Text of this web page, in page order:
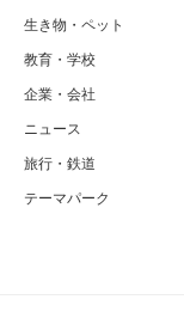
生き物・ペット
教育・学校
企業・会社
ニュース
旅行・鉄道
テーマパーク